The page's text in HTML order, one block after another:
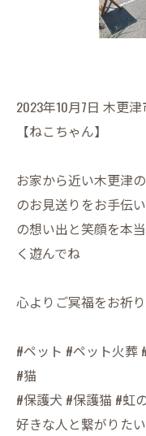
2023年10月7日 木更
【ねこちゃん】
お家から近い木更津
のお見送りをお手伝
の想い出と笑顔を本
く遊んでね
心よりご冥福をお祈り
#ペット #ペット火葬
#猫
#保護犬 #保護猫 #虹
好きな人と繋がりた